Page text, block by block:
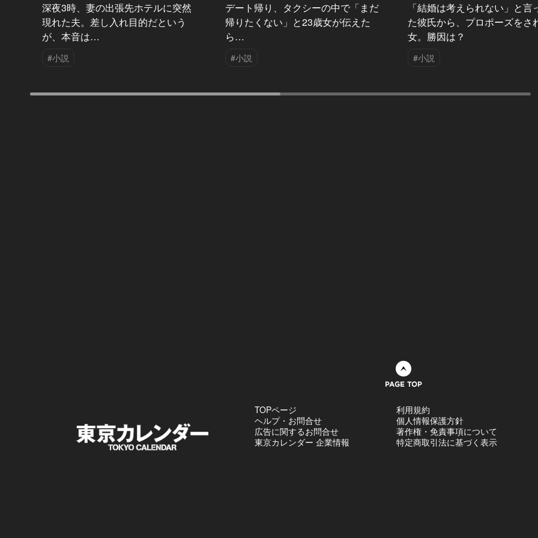
深夜3時、妻の出張先ホテルに突然
現れた夫。差し入れ目的だという
が、本音は…
#小説
デート帰り、タクシーの中で「まだ
帰りたくない」と23歳女が伝えた
ら…
#小説
「結婚は考えられない」と言
た彼氏から、プロポーズをさ
女。勝因は？
#小説
TOPページ
ヘルプ・お問合せ
広告に関するお問合せ
東京カレンダー 企業情報
利用規約
個人情報保護方針
著作権・免責事項について
特定商取引法に基づく表示